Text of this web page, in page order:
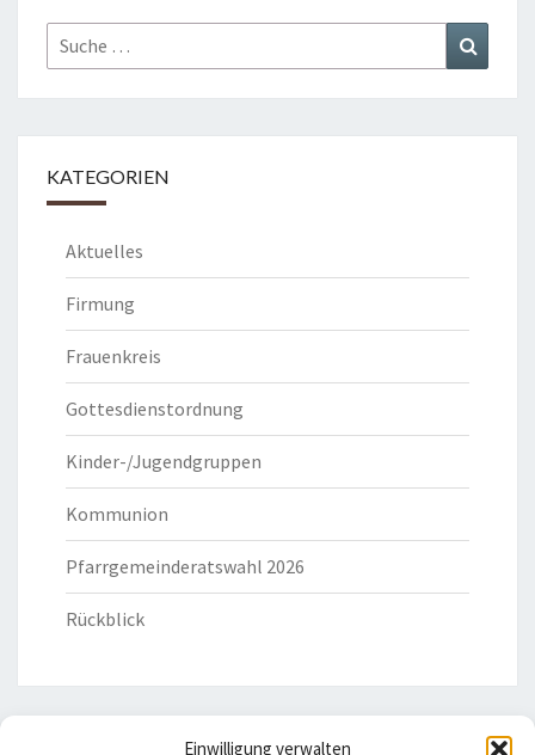
Einwilligung verwalten
Suche
nach:
KATEGORIEN
Aktuelles
Firmung
Frauenkreis
Gottesdienstordnung
Kinder-/Jugendgruppen
Kommunion
Pfarrgemeinderatswahl 2026
Rückblick